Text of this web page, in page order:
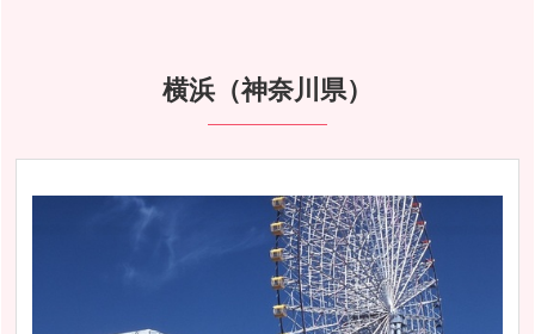
横浜（神奈川県）